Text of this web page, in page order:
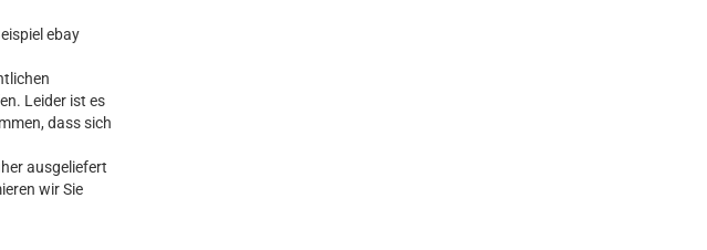
ebay
Leider ist es
dass sich
ausgeliefert
wir Sie